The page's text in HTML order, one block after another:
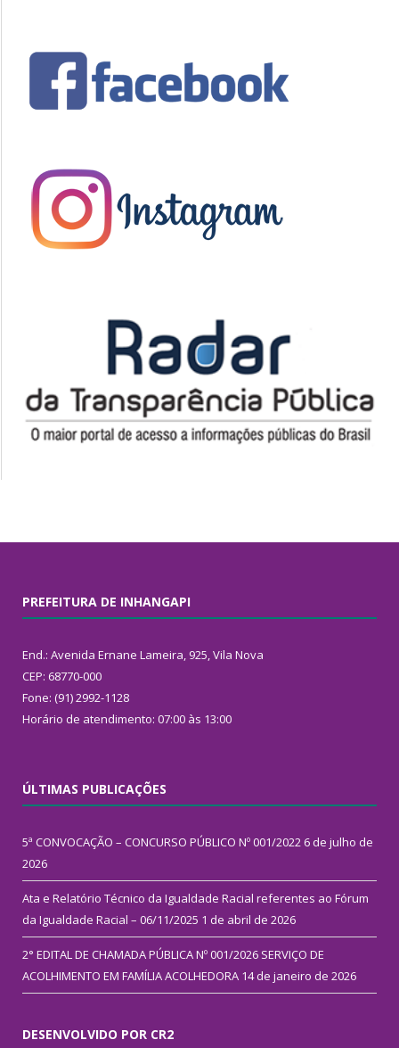
PREFEITURA DE INHANGAPI
End.: Avenida Ernane Lameira, 925, Vila Nova
CEP: 68770-000
Fone: (91) 2992-1128
Horário de atendimento: 07:00 às 13:00
ÚLTIMAS PUBLICAÇÕES
5ª CONVOCAÇÃO – CONCURSO PÚBLICO Nº 001/2022 6 de julho de
2026
Ata e Relatório Técnico da Igualdade Racial referentes ao Fórum
da Igualdade Racial – 06/11/2025 1 de abril de 2026
2° EDITAL DE CHAMADA PÚBLICA Nº 001/2026 SERVIÇO DE
ACOLHIMENTO EM FAMÍLIA ACOLHEDORA 14 de janeiro de 2026
DESENVOLVIDO POR CR2